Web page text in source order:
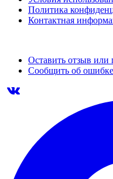
Политика
Контактная
Оставить отзыв или
Сообщить об ошибке